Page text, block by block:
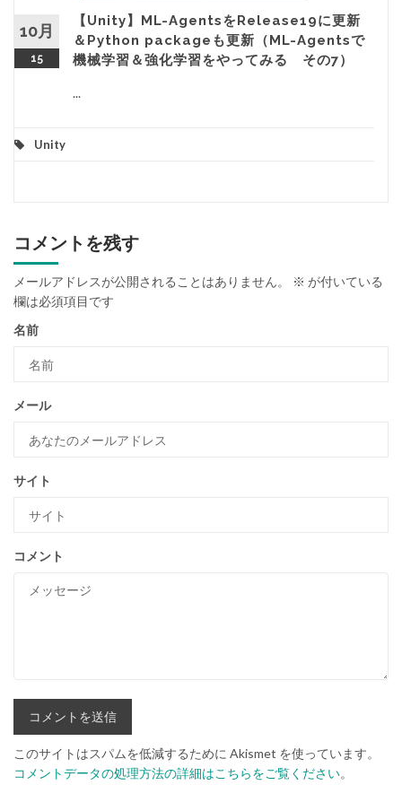
10月
15
【Unity】ML-AgentsをRelease19に更新
＆Python packageも更新（ML-Agentsで
機械学習＆強化学習をやってみる その7）
...
Unity
コメントを残す
メールアドレスが公開されることはありません。 ※ が付いている
欄は必須項目です
名前
メール
サイト
コメント
このサイトはスパムを低減するために Akismet を使っています。
コメントデータの処理方法の詳細はこちらをご覧ください。